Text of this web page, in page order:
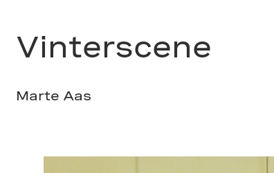
Vinterscene
Marte Aas